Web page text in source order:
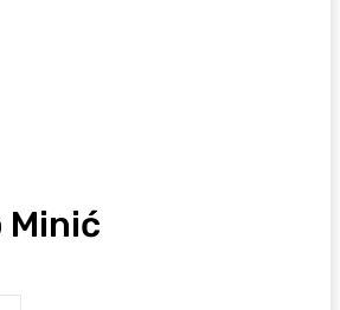
Minić